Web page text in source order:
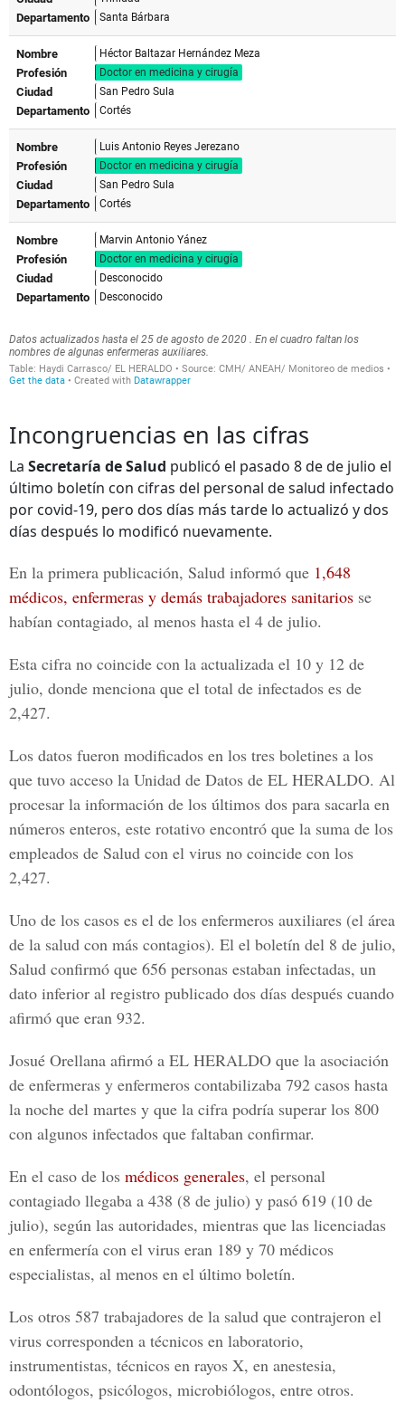
Incongruencias en las cifras
La Secretaría de Salud publicó el pasado 8 de de julio el
último boletín con cifras del personal de salud infectado
por covid-19, pero dos días más tarde lo actualizó y dos
días después lo modificó nuevamente.
En la primera publicación, Salud informó que 1,648
médicos, enfermeras y demás trabajadores sanitarios se
habían contagiado, al menos hasta el 4 de julio.
Esta cifra no coincide con la actualizada el 10 y 12 de
julio, donde menciona que el total de infectados es de
2,427.
Los datos fueron modificados en los tres boletines a los
que tuvo acceso la Unidad de Datos de EL HERALDO. Al
procesar la información de los últimos dos para sacarla en
números enteros, este rotativo encontró que la suma de los
empleados de Salud con el virus no coincide con los
2,427.
Uno de los casos es el de los enfermeros auxiliares (el área
de la salud con más contagios). El el boletín del 8 de julio,
Salud confirmó que 656 personas estaban infectadas, un
dato inferior al registro publicado dos días después cuando
afirmó que eran 932.
Josué Orellana afirmó a EL HERALDO que la asociación
de enfermeras y enfermeros contabilizaba 792 casos hasta
la noche del martes y que la cifra podría superar los 800
con algunos infectados que faltaban confirmar.
En el caso de los médicos generales, el personal
contagiado llegaba a 438 (8 de julio) y pasó 619 (10 de
julio), según las autoridades, mientras que las licenciadas
en enfermería con el virus eran 189 y 70 médicos
especialistas, al menos en el último boletín.
Los otros 587 trabajadores de la salud que contrajeron el
virus corresponden a técnicos en laboratorio,
instrumentistas, técnicos en rayos X, en anestesia,
odontólogos, psicólogos, microbiólogos, entre otros.